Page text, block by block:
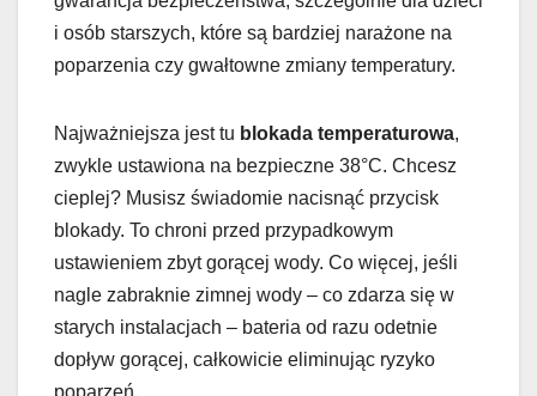
i osób starszych, które są bardziej narażone na
poparzenia czy gwałtowne zmiany temperatury.
Najważniejsza jest tu blokada temperaturowa,
zwykle ustawiona na bezpieczne 38°C. Chcesz
cieplej? Musisz świadomie nacisnąć przycisk
blokady. To chroni przed przypadkowym
ustawieniem zbyt gorącej wody. Co więcej, jeśli
nagle zabraknie zimnej wody – co zdarza się w
starych instalacjach – bateria od razu odetnie
dopływ gorącej, całkowicie eliminując ryzyko